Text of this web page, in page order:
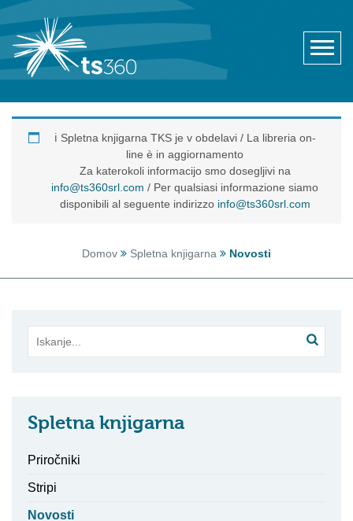
ℹ️ Spletna knjigarna TKS je v obdelavi / La libreria on-
line è in aggiornamento
Za katerokoli informacijo smo dosegljivi na
info@ts360srl.com / Per qualsiasi informazione siamo
disponibili al seguente indirizzo info@ts360srl.com
Domov Spletna knjigarna Novosti
Spletna knjigarna
Priročniki
Stripi
Novosti